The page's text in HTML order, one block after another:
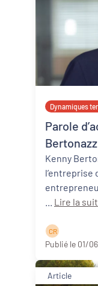
Dynamiques
Parole
et élu
Kenny
l’entreprise
Lire la
C R
Publié le 01/
Article